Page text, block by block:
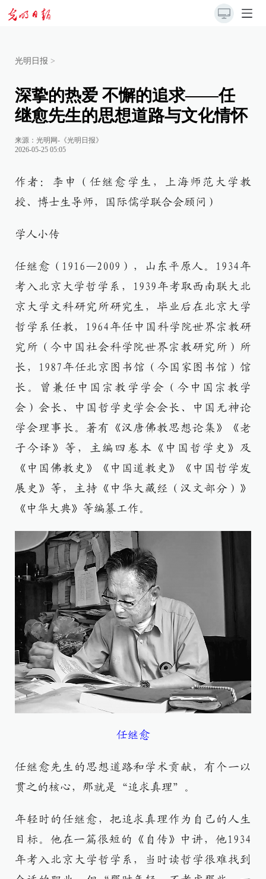
光明日报 >
深挚的热爱 不懈的追求——任
继愈先生的思想道路与文化情怀
来源： 光明网-《光明日报》
2026-05-25 05:05
作者：李申（任继愈学生，上海师范大学教
授、博士生导师，国际儒学联合会顾问）
学人小传
任继愈（1916—2009），山东平原人。1934年
考入北京大学哲学系，1939年考取西南联大北
京大学文科研究所研究生，毕业后在北京大学
哲学系任教，1964年任中国科学院世界宗教研
究所（今中国社会科学院世界宗教研究所）所
长，1987年任北京图书馆（今国家图书馆）馆
长。曾兼任中国宗教学学会（今中国宗教学
会）会长、中国哲学史学会会长、中国无神论
学会理事长。著有《汉唐佛教思想论集》《老
子今译》等，主编四卷本《中国哲学史》及
《中国佛教史》《中国道教史》《中国哲学发
展史》等，主持《中华大藏经（汉文部分）》
《中华大典》等编纂工作。
任继愈
任继愈先生的思想道路和学术贡献，有个一以
贯之的核心，那就是“追求真理”。
年轻时的任继愈，把追求真理作为自己的人生
目标。他在一篇很短的《自传》中讲，他1934
年考入北京大学哲学系，当时读哲学很难找到